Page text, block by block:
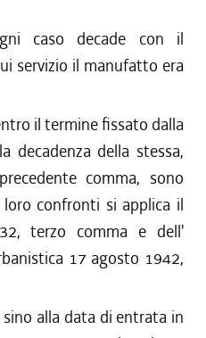
caso decade con il
servizio il manufatto era
il termine fissato dalla
decadenza della stessa,
comma, sono
confronti si applica il
terzo comma e dell'
17 agosto 1942,
alla data di entrata in